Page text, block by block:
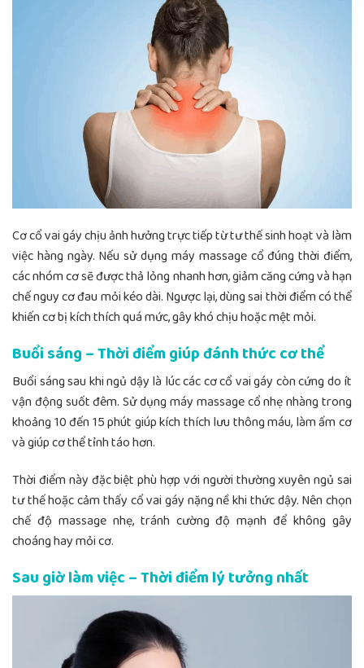
Cơ cổ vai gáy chịu ảnh hưởng trực tiếp từ tư thế sinh hoạt và làm
việc hàng ngày. Nếu sử dụng máy massage cổ đúng thời điểm,
các nhóm cơ sẽ được thả lỏng nhanh hơn, giảm căng cứng và hạn
chế nguy cơ đau mỏi kéo dài. Ngược lại, dùng sai thời điểm có thể
khiến cơ bị kích thích quá mức, gây khó chịu hoặc mệt mỏi.
Buổi sáng – Thời điểm giúp đánh thức cơ thể
Buổi sáng sau khi ngủ dậy là lúc các cơ cổ vai gáy còn cứng do ít
vận động suốt đêm. Sử dụng máy massage cổ nhẹ nhàng trong
khoảng 10 đến 15 phút giúp kích thích lưu thông máu, làm ấm cơ
và giúp cơ thể tỉnh táo hơn.
Thời điểm này đặc biệt phù hợp với người thường xuyên ngủ sai
tư thế hoặc cảm thấy cổ vai gáy nặng nề khi thức dậy. Nên chọn
chế độ massage nhẹ, tránh cường độ mạnh để không gây
choáng hay mỏi cơ.
Sau giờ làm việc – Thời điểm lý tưởng nhất